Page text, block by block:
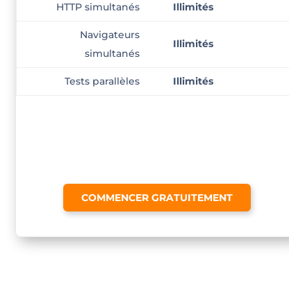
HTTP simultanés Illimités
Navigateurs
simultanés
Illimités
Tests parallèles Illimités
COMMENCER GRATUITEMENT